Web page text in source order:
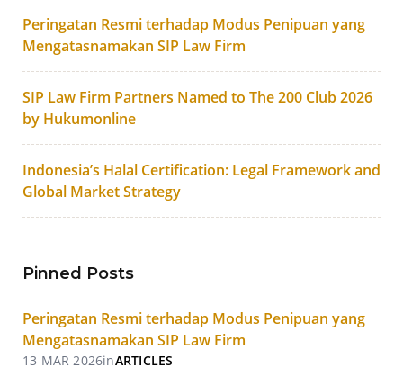
Peringatan Resmi terhadap Modus Penipuan yang
Mengatasnamakan SIP Law Firm
SIP Law Firm Partners Named to The 200 Club 2026
by Hukumonline
Indonesia’s Halal Certification: Legal Framework and
Global Market Strategy
Pinned Posts
Peringatan Resmi terhadap Modus Penipuan yang
Mengatasnamakan SIP Law Firm
13 MAR 2026inARTICLES